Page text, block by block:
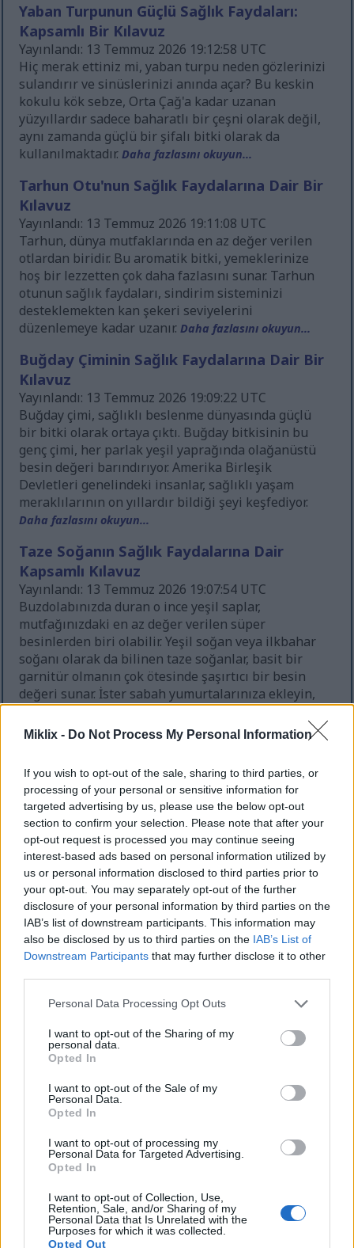
Miklix - Do Not Process My Personal Information
If you wish to opt-out of the sale, sharing to third parties, or
processing of your personal or sensitive information for
targeted advertising by us, please use the below opt-out
section to confirm your selection. Please note that after your
opt-out request is processed you may continue seeing
interest-based ads based on personal information utilized by
us or personal information disclosed to third parties prior to
your opt-out. You may separately opt-out of the further
disclosure of your personal information by third parties on the
IAB’s list of downstream participants. This information may
also be disclosed by us to third parties on the IAB’s List of
Downstream Participants that may further disclose it to other
Please note that this website/app uses one or more Google
not limited to your visit or usage behaviour. You may click to
grant or deny consent to Google and its third-party tags to
use your data for below specified purposes in below Google
consent section.
Personal Data Processing Opt Outs
I want to opt-out of the Sharing of my
personal data.
Opted In
I want to opt-out of the Sale of my
Personal Data.
Opted In
I want to opt-out of processing my
Personal Data for Targeted Advertising.
Opted In
I want to opt-out of Collection, Use,
Retention, Sale, and/or Sharing of my
Personal Data that Is Unrelated with the
Purposes for which it was collected.
Opted Out
Yaban Turpunun Güçlü Sağlık Faydaları:
Kapsamlı Bir Kılavuz
Yayınlandı: 13 Temmuz 2026 19:12:58 UTC
Hiç merak ettiniz mi, yaban turpu neden gözlerinizi
sulandırır ve sinüslerinizi anında açar? Bu keskin
kokulu kök sebze, Orta Çağ'a kadar uzanan
yüzyıllardır sadece baharatlı bir çeşni olarak değil,
aynı zamanda güçlü bir şifalı bitki olarak da
kullanılmaktadır.Daha fazlasını okuyun...
Tarhun Otu'nun Sağlık Faydalarına Dair Bir
Kılavuz
Yayınlandı: 13 Temmuz 2026 19:11:08 UTC
Tarhun, dünya mutfaklarında en az değer verilen
otlardan biridir. Bu aromatik bitki, yemeklerinize
hoş bir lezzetten çok daha fazlasını sunar. Tarhun
otunun sağlık faydaları, sindirim sisteminizi
desteklemekten kan şekeri seviyelerini
düzenlemeye kadar uzanır.Daha fazlasını okuyun...
Buğday Çiminin Sağlık Faydalarına Dair Bir
Kılavuz
Yayınlandı: 13 Temmuz 2026 19:09:22 UTC
Buğday çimi, sağlıklı beslenme dünyasında güçlü
bir bitki olarak ortaya çıktı. Buğday bitkisinin bu
genç çimi, her parlak yeşil yaprağında olağanüstü
besin değeri barındırıyor. Amerika Birleşik
Devletleri genelindeki insanlar, sağlıklı yaşam
meraklılarının on yıllardır bildiği şeyi keşfediyor.
Daha fazlasını okuyun...
Taze Soğanın Sağlık Faydalarına Dair
Kapsamlı Kılavuz
Yayınlandı: 13 Temmuz 2026 19:07:54 UTC
Buzdolabınızda duran o ince yeşil saplar,
mutfağınızdaki en az değer verilen süper
besinlerden biri olabilir. Yeşil soğan veya ilkbahar
soğanı olarak da bilinen taze soğanlar, basit bir
garnitür olmanın çok ötesinde şaşırtıcı bir besin
değeri sunar. İster sabah yumurtalarınıza ekleyin,
ister makarnanızın üzerine serpin, bu çok yönlü
soğanlı sebzeler, dikkatinizi hak eden olağanüstü
Adaçayının Sağlık Faydalarına Dair
Kapsamlı Bir Kılavuz
Yayınlandı: 13 Temmuz 2026 19:06:27 UTC
Adaçayı binlerce yıldır değer görmüştür. Antik
uygarlıklar bu güçlü bitkiyi şifa ve ruhani
uygulamalar için kullanmışlardır. Günümüzde
modern bilim, geleneksel şifacıların her zaman
bildiği şeyi doğrulamaktadır.Daha fazlasını okuyun...
Ravendin Sağlık Faydalarına Dair Bir
Kılavuz
sebzelerinden biri olarak öne çıkıyor. Birçok insan
onu tatlılarda meyve gibi kullanırken, bu bitki
mutfak kullanımının çok ötesine uzanan dikkat
çekici sağlık faydaları sunuyor. Parlak kırmızı
zengin bir besin içeriğine sahip.Daha fazlasını
okuyun...
Ayvanın Olağanüstü Sağlık Faydaları:
Doğanın Unutulmuş Süper Meyvesi
Ayva meyvesi Akdeniz ve Orta Doğu kültürlerinde
yüzyıllardır değer görse de, birçok Batı ülkesinde
büyük ölçüde bilinmiyor. Bu kadim meyve, etkileyici